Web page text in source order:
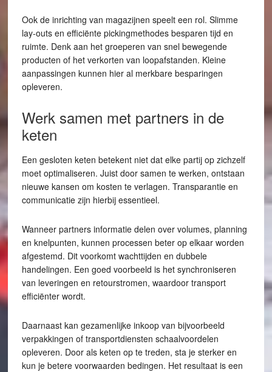
Ook de inrichting van magazijnen speelt een rol. Slimme
lay-outs en efficiënte pickingmethodes besparen tijd en
ruimte. Denk aan het groeperen van snel bewegende
producten of het verkorten van loopafstanden. Kleine
aanpassingen kunnen hier al merkbare besparingen
opleveren.
Werk samen met partners in de
keten
Een gesloten keten betekent niet dat elke partij op zichzelf
moet optimaliseren. Juist door samen te werken, ontstaan
nieuwe kansen om kosten te verlagen. Transparantie en
communicatie zijn hierbij essentieel.
Wanneer partners informatie delen over volumes, planning
en knelpunten, kunnen processen beter op elkaar worden
afgestemd. Dit voorkomt wachttijden en dubbele
handelingen. Een goed voorbeeld is het synchroniseren
van leveringen en retourstromen, waardoor transport
efficiënter wordt.
Daarnaast kan gezamenlijke inkoop van bijvoorbeeld
verpakkingen of transportdiensten schaalvoordelen
opleveren. Door als keten op te treden, sta je sterker en
kun je betere voorwaarden bedingen. Het resultaat is een